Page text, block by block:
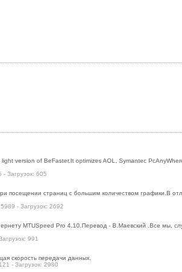
version of BeFaster.It optimizes AOL, Symantec
Загрузок: 605
посещении страниц с большим количеством графики.В
- Загрузок: 2692
MTUSpeed Pro 4.10.Перевод - В.Маевский .Все мы,
991
скорость передачи данных.
- Загрузок: 2980